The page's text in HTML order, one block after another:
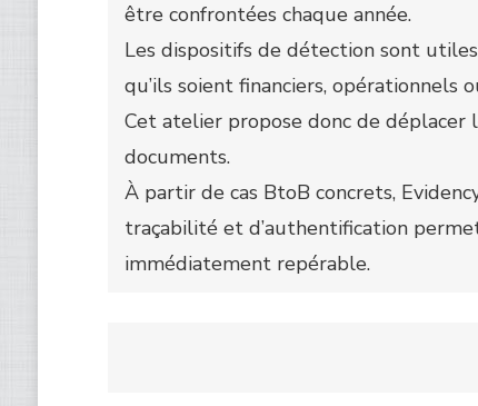
être confrontées chaque année.
Les dispositifs de détection sont
qu’ils soient financiers, opérationnels
Cet atelier propose donc de déplacer
documents.
À partir de cas BtoB concrets,
traçabilité et d’authentification
immédiatement repérable.